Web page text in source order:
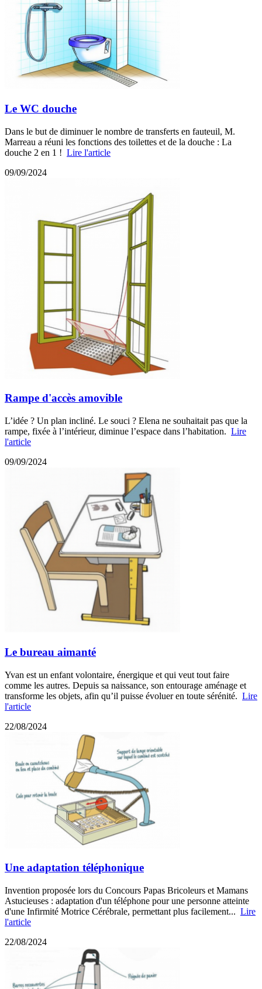
Le WC douche
Dans le but de diminuer le nombre de transferts en fauteuil, M.
Marreau a réuni les fonctions des toilettes et de la douche : La
douche 2 en 1 ! Lire l'article
09/09/2024
Rampe d'accès amovible
L’idée ? Un plan incliné. Le souci ? Elena ne souhaitait pas que la
rampe, fixée à l’intérieur, diminue l’espace dans l’habitation. Lire
l'article
09/09/2024
Le bureau aimanté
Yvan est un enfant volontaire, énergique et qui veut tout faire
comme les autres. Depuis sa naissance, son entourage aménage et
transforme les objets, afin qu’il puisse évoluer en toute sérénité. Lire
l'article
22/08/2024
Une adaptation téléphonique
Invention proposée lors du Concours Papas Bricoleurs et Mamans
Astucieuses : adaptation d'un téléphone pour une personne atteinte
d'une Infirmité Motrice Cérébrale, permettant plus facilement... Lire
l'article
22/08/2024